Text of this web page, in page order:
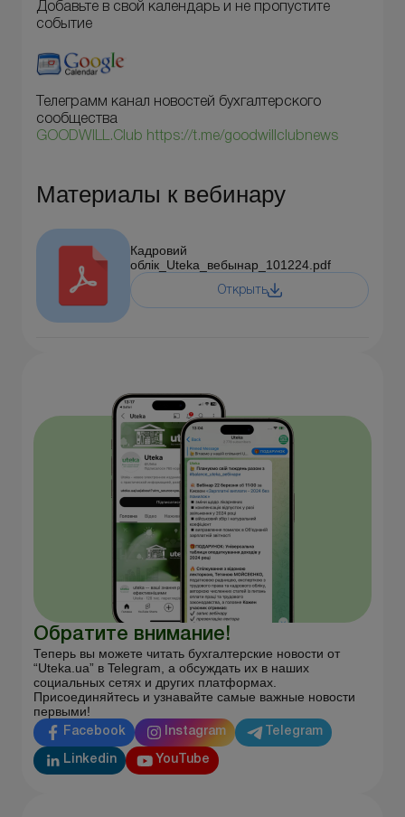
Добавьте в свой календарь и не пропустите
событие
Телеграмм канал новостей бухгалтерского
сообщества
GOODWILL.Club https://t.me/goodwillclubnews
Материалы к вебинару
Кадровий
облік_Uteka_вебынар_101224.pdf
Открыть
Обратите внимание!
Теперь вы можете читать бухгалтерские новости от
“Uteka.ua” в Telegram, а обсуждать их в наших
социальных сетях и других платформах.
Присоединяйтесь и узнавайте самые важные новости
первыми!
Facebook Instagram Telegram
Linkedin YouTube